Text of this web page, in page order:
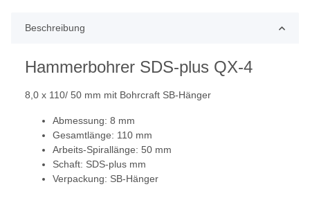
Beschreibung
Hammerbohrer SDS-plus QX-4
8,0 x 110/ 50 mm mit Bohrcraft SB-Hänger
Abmessung: 8 mm
Gesamtlänge: 110 mm
Arbeits-Spirallänge: 50 mm
Schaft: SDS-plus mm
Verpackung: SB-Hänger